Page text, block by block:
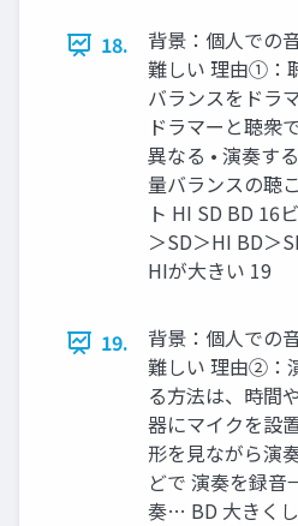
18.
背景：個人での
難しい 理由①：
バランスをドラ
ドラマーと聴衆
異なる • 演奏す
量バランスの聴
ト HI SD BD 16
＞SD＞HI BD＞
HIが大きい 19
19.
背景：個人での
難しい 理由②：
る方法は、時間
器にマイクを設
形を見ながら演
どで 演奏を録
奏… BD 大きく